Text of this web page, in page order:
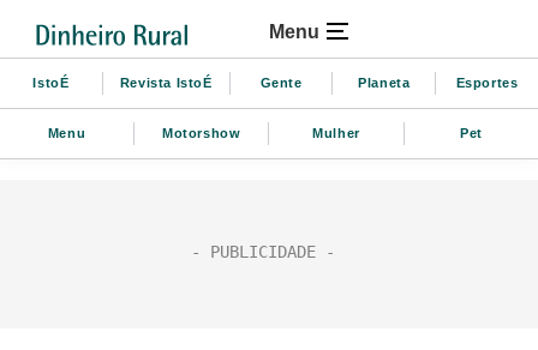
Menu
IstoÉ Revista IstoÉ Gente Planeta Esportes
Menu Motorshow Mulher Pet